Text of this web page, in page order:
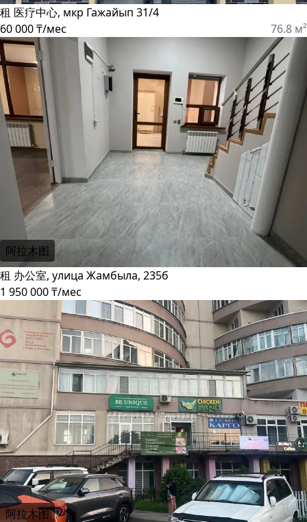
租 医疗中心, мкр Гажайып 31/4
60 000 ₸/мес
76.8 м²
阿拉木图
租 办公室, улица Жамбыла, 235б
1 950 000 ₸/мес
阿拉木图